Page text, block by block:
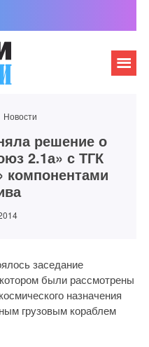
Новости
решение о
2.1а» с ТГК
компонентами
заседание
были рассмотрены
назначения
грузовым кораблем